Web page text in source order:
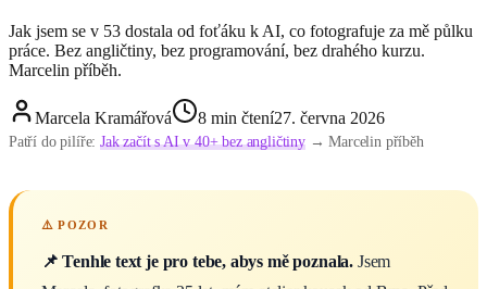
Jak jsem se v 53 dostala od foťáku k AI, co fotografuje za mě půlku
práce. Bez angličtiny, bez programování, bez drahého kurzu.
Marcelin příběh.
Marcela Kramářová 8 min čtení27. června 2026
Patří do pilíře:Jak začít s AI v 40+ bez angličtiny→ Marcelin příběh
📌 Tenhle text je pro tebe, abys mě poznala. Jsem